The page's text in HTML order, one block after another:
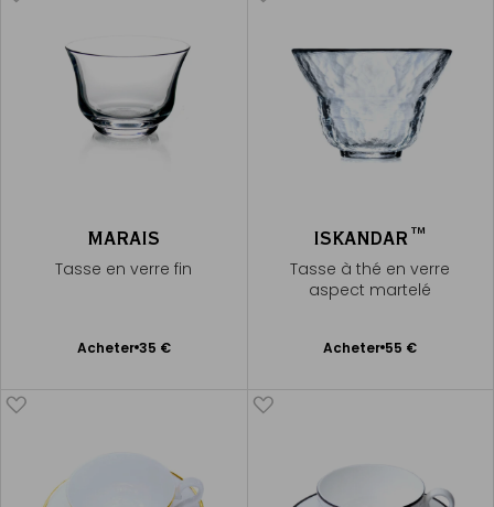
MARAIS
Tasse en verre fin
Acheter 35 €
Ajouter
ISKANDAR™
Tasse à thé en verre
aspect martelé
Acheter 55 €
Ajouter